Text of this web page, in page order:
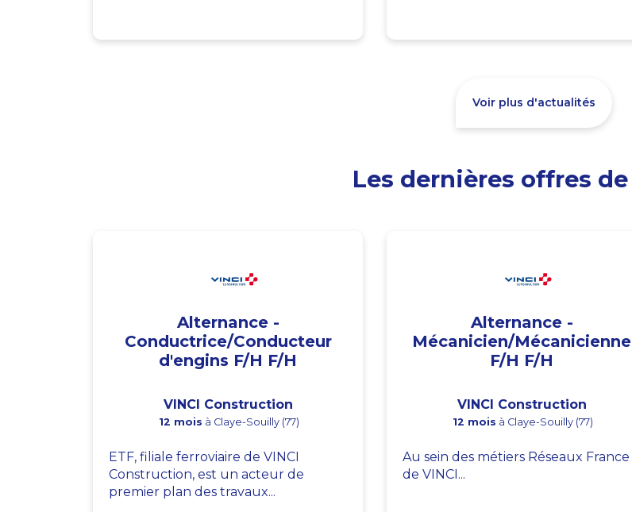
Voir plus d'actualités
Les dernières offres de
Alternance -
Conductrice/Conducteur
d'engins F/H F/H
VINCI Construction
12 mois à Claye-Souilly (77)
ETF, filiale ferroviaire de VINCI
Construction, est un acteur de
premier plan des travaux...
Alternance -
Mécanicien/Mécanicienne
F/H F/H
VINCI Construction
12 mois à Claye-Souilly (77)
Au sein des métiers Réseaux France
de VINCI...